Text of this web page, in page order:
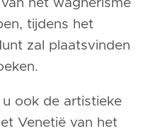
het wagnerisme
tijdens het
zal plaatsvinden
ook de artistieke
Venetië van het